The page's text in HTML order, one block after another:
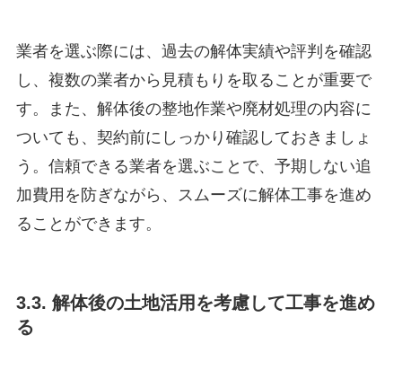
業者を選ぶ際には、過去の解体実績や評判を確認
し、複数の業者から見積もりを取ることが重要で
す。また、解体後の整地作業や廃材処理の内容に
ついても、契約前にしっかり確認しておきましょ
う。信頼できる業者を選ぶことで、予期しない追
加費用を防ぎながら、スムーズに解体工事を進め
ることができます。
3.3. 解体後の土地活用を考慮して工事を進め
る